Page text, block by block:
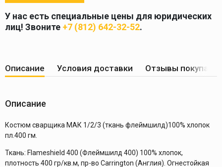
У нас есть специальные цены для юридических
лиц! Звоните +7 (812) 642-32-52.
Описание Условия доставки Отзывы
Описание
Костюм сварщика МАК 1/2/3 (ткань флеймшилд)100% хлопок
пл.400 гм.
Ткань: Flameshield 400 (Флеймшилд 400) 100% хлопок,
плотность 400 гр/кв.м, пр-во Carrington (Англия). Огнестойкая